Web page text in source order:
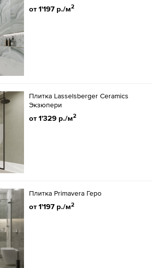
от 1'197 р./м2
Плитка Lasselsberger Ceramics
Экзюпери
от 1'329 р./м2
Плитка Primavera Геро
от 1'197 р./м2